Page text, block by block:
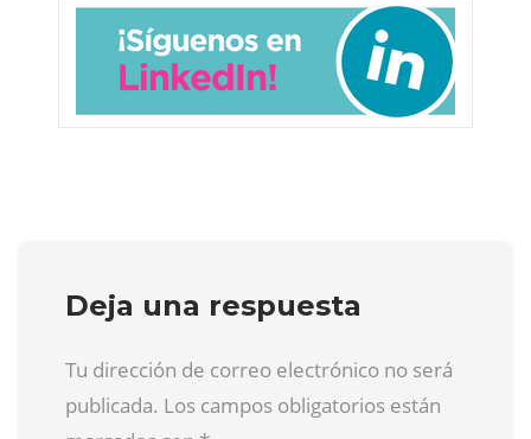
Deja una respuesta
Tu dirección de correo electrónico no será
publicada. Los campos obligatorios están